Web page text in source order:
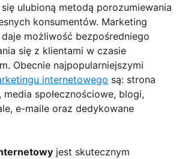
się ulubioną metodą porozumiewania
konsumentów. Marketing
możliwość bezpośredniego
się z klientami w czasie
Obecnie najpopularniejszymi
internetowego są: strona
media społecznościowe, blogi,
e-maile oraz dedykowane
jest skutecznym